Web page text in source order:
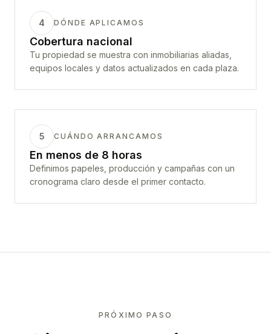
4 DÓNDE APLICAMOS
Cobertura nacional
Tu propiedad se muestra con inmobiliarias aliadas,
equipos locales y datos actualizados en cada plaza.
5 CUÁNDO ARRANCAMOS
En menos de 8 horas
Definimos papeles, producción y campañas con un
cronograma claro desde el primer contacto.
PRÓXIMO PASO